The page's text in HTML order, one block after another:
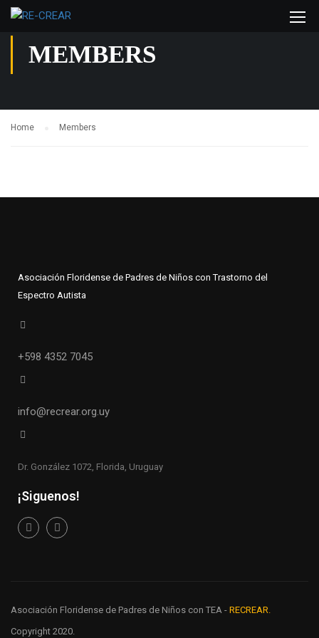
MEMBERS
Home Members
Asociación Floridense de Padres de Niños con Trastorno del
Espectro Autista
+598 4352 7045
info@recrear.org.uy
Dr. González 1072, Florida, Uruguay
¡Siguenos!
Asociación Floridense de Padres de Niños con TEA - RECREAR.
Copyright 2020.